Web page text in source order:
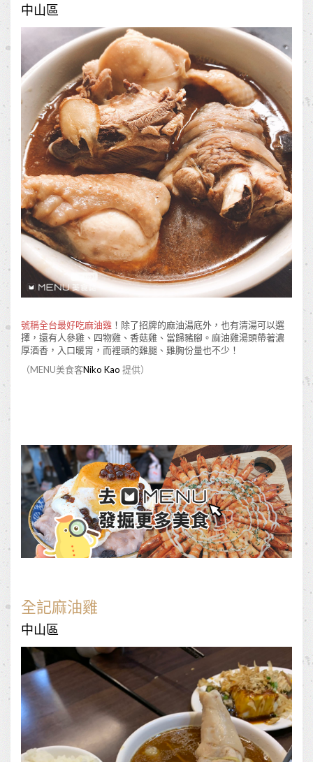
中山區
號稱全台最好吃麻油雞 ！除了招牌的麻油湯底外，也有清湯可以選
擇，還有人參雞、四物雞、香菇雞、當歸豬腳。麻油雞湯頭帶著濃
厚酒香，入口暖胃，而裡頭的雞腿、雞胸份量也不少！
（MENU美食客Niko Kao 提供）
全記麻油雞
中山區